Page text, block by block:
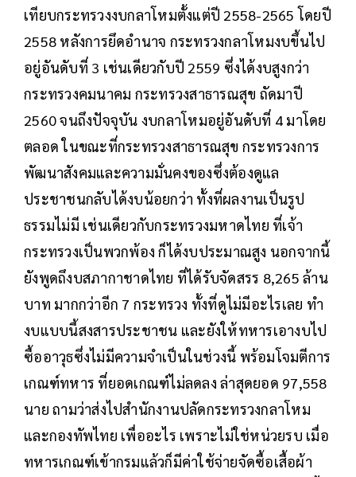
เทียบกระทรวงงบกลาโหมตั้งแต่ปี 2558-2565 โดยปี
2558 หลังการยึดอำนาจ กระทรวงกลาโหมงบขึ้นไป
อยู่อันดับที่ 3 เช่นเดียวกับปี 2559 ซึ่งได้งบสูงกว่า
กระทรวงคมนาคม กระทรวงสาธารณสุข ถัดมาปี
2560 จนถึงปัจจุบัน งบกลาโหมอยู่อันดับที่ 4 มาโดย
ตลอด ในขณะที่กระทรวงสาธารณสุข กระทรวงการ
พัฒนาสังคมและความมั่นคงของซึ่งต้องดูแล
ประชาชนกลับได้งบน้อยกว่า ทั้งที่ผลงานเป็นรูป
ธรรมไม่มี เช่นเดียวกับกระทรวงมหาดไทย ที่เจ้า
กระทรวงเป็นพวกพ้อง ก็ได้งบประมาณสูง นอกจากนี้
ยังพูดถึงบสภากาชาดไทย ที่ได้รับจัดสรร 8,265 ล้าน
บาท มากกว่าอีก 7 กระทรวง ทั้งที่ดูไม่มีอะไรเลย ทำ
งบแบบนี้สงสารประชาชน และยังให้ทหารเอางบไป
ซื้ออาวุธซึ่งไม่มีความจำเป็นในช่วงนี้ พร้อมโจมตีการ
เกณฑ์ทหาร ที่ยอดเกณฑ์ไม่ลดลง ล่าสุดยอด 97,558
นาย ถามว่าส่งไปสำนักงานปลัดกระทรวงกลาโหม
และกองทัพไทย เพื่ออะไร เพราะไม่ใช่หน่วยรบ เมื่อ
ทหารเกณฑ์เข้ากรมแล้วก็มีค่าใช้จ่ายจัดซื้อเสื้อผ้า